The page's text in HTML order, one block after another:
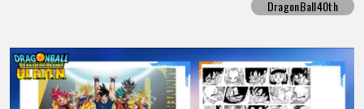
DragonBall40th